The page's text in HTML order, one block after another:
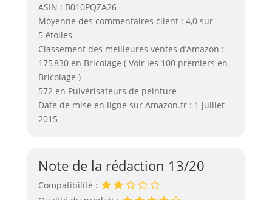
ASIN : B010PQZA26
Moyenne des commentaires client : 4,0 sur
5 étoiles
Classement des meilleures ventes d’Amazon :
175 830 en Bricolage ( Voir les 100 premiers en
Bricolage )
572 en Pulvérisateurs de peinture
Date de mise en ligne sur Amazon.fr : 1 juillet
2015
Note de la rédaction 13/20
Compatibilité :